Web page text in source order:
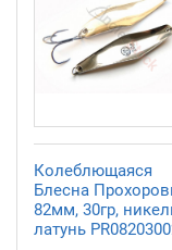
Колеблющаяся
Блесна
82мм, 30гр,
латунь